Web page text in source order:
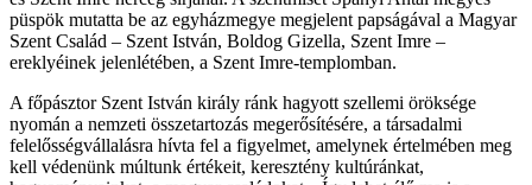
püspök mutatta be az egyházmegye megjelent papságával a Magyar
Szent Család – Szent István, Boldog Gizella, Szent Imre –
ereklyéinek jelenlétében, a Szent Imre-templomban.
A főpásztor Szent István király ránk hagyott szellemi öröksége
nyomán a nemzeti összetartozás megerősítésére, a társadalmi
felelősségvállalásra hívta fel a figyelmet, amelynek értelmében meg
kell védenünk múltunk értékeit, keresztény kultúránkat,